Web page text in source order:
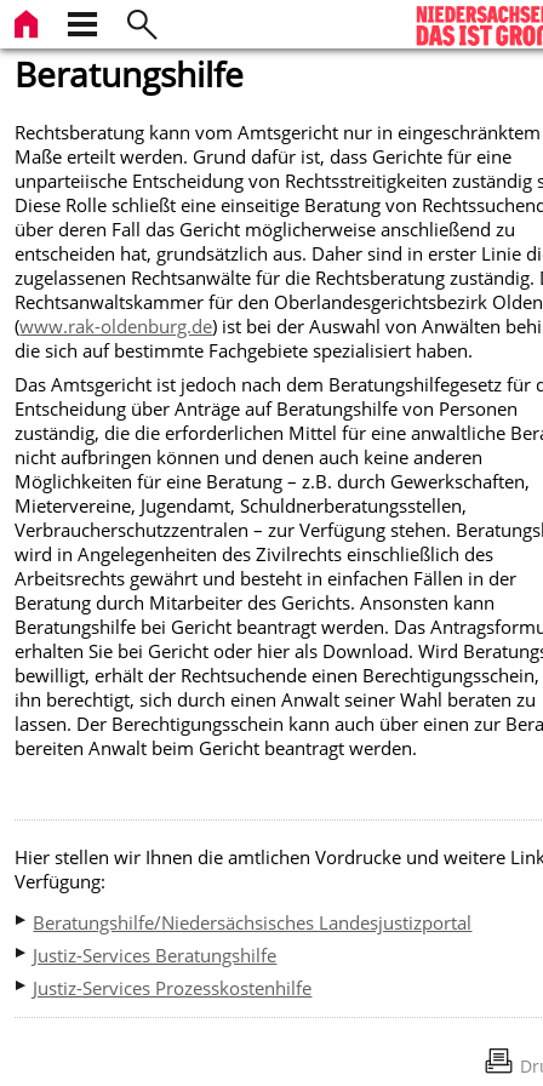
Beratungshilfe
Rechtsberatung kann vom Amtsgericht nur in eingeschränktem
Maße erteilt werden. Grund dafür ist, dass Gerichte für eine
unparteiische Entscheidung von Rechtsstreitigkeiten zuständig
Diese Rolle schließt eine einseitige Beratung von
über deren Fall das Gericht möglicherweise anschließend zu
entscheiden hat, grundsätzlich aus. Daher sind in erster Linie
zugelassenen Rechtsanwälte für die Rechtsberatung zuständig.
Rechtsanwaltskammer für den Oberlandesgerichtsbezirk
(www.rak-oldenburg.de) ist bei der Auswahl von Anwälten
die sich auf bestimmte Fachgebiete spezialisiert haben.
Das Amtsgericht ist jedoch nach dem Beratungshilfegesetz für
Entscheidung über Anträge auf Beratungshilfe von Personen
zuständig, die die erforderlichen Mittel für eine anwaltliche
nicht aufbringen können und denen auch keine anderen
Möglichkeiten für eine Beratung – z.B. durch Gewerkschaften,
Mietervereine, Jugendamt, Schuldnerberatungsstellen,
Verbraucherschutzzentralen – zur Verfügung stehen.
wird in Angelegenheiten des Zivilrechts einschließlich des
Arbeitsrechts gewährt und besteht in einfachen Fällen in der
Beratung durch Mitarbeiter des Gerichts. Ansonsten kann
Beratungshilfe bei Gericht beantragt werden. Das
erhalten Sie bei Gericht oder hier als Download. Wird
bewilligt, erhält der Rechtsuchende einen
ihn berechtigt, sich durch einen Anwalt seiner Wahl beraten zu
lassen. Der Berechtigungsschein kann auch über einen zur
bereiten Anwalt beim Gericht beantragt werden.
Hier stellen wir Ihnen die amtlichen Vordrucke und weitere
Verfügung:
Beratungshilfe/Niedersächsisches Landesjustizportal
Justiz-Services Beratungshilfe
Justiz-Services Prozesskostenhilfe